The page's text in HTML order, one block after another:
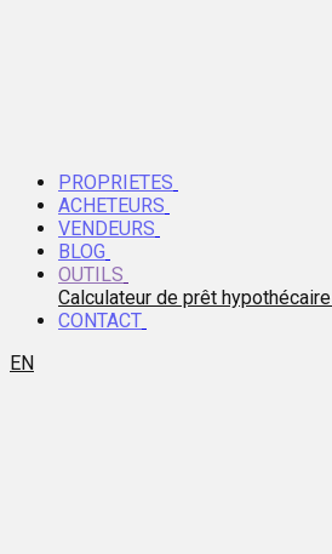
PROPRIETES
ACHETEURS
VENDEURS
BLOG
OUTILS
Calculateur de prêt hypothécaire
CONTACT
EN